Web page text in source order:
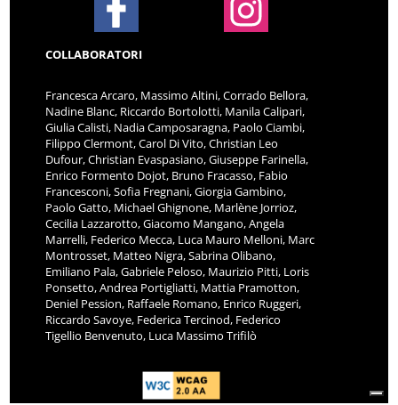
COLLABORATORI
Francesca Arcaro, Massimo Altini, Corrado Bellora,
Nadine Blanc, Riccardo Bortolotti, Manila Calipari,
Giulia Calisti, Nadia Camposaragna, Paolo Ciambi,
Filippo Clermont, Carol Di Vito, Christian Leo
Dufour, Christian Evaspasiano, Giuseppe Farinella,
Enrico Formento Dojot, Bruno Fracasso, Fabio
Francesconi, Sofia Fregnani, Giorgia Gambino,
Paolo Gatto, Michael Ghignone, Marlène Jorrioz,
Cecilia Lazzarotto, Giacomo Mangano, Angela
Marrelli, Federico Mecca, Luca Mauro Melloni, Marc
Montrosset, Matteo Nigra, Sabrina Olibano,
Emiliano Pala, Gabriele Peloso, Maurizio Pitti, Loris
Ponsetto, Andrea Portigliatti, Mattia Pramotton,
Deniel Pession, Raffaele Romano, Enrico Ruggeri,
Riccardo Savoye, Federica Tercinod, Federico
Tigellio Benvenuto, Luca Massimo Trifilò